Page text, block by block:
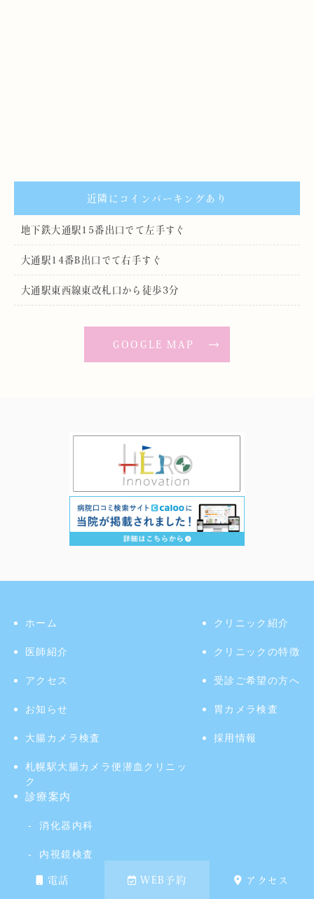
電話 WEB予約 アクセス
近隣にコインパーキングあり
地下鉄大通駅15番出口でて左手すぐ
大通駅14番B出口でて右手すぐ
大通駅東西線東改札口から徒歩3分
GOOGLE MAP
ホーム クリニック紹介
医師紹介 クリニックの特徴
アクセス 受診ご希望の方へ
お知らせ 胃カメラ検査
大腸カメラ検査 採用情報
札幌駅大腸カメラ便潜血クリニッ
ク
診療案内
消化器内科
内視鏡検査
日曜日も内視鏡検査が可能